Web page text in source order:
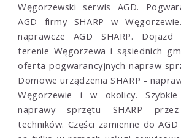
Węgorzewski serwis AGD.
AGD firmy SHARP w
naprawcze AGD SHARP.
terenie Węgorzewa i sąsiednich
oferta pogwarancyjnych napraw
Domowe urządzenia SHARP -
Węgorzewie i w okolicy.
naprawy sprzętu SHARP przez
techników. Części zamienne do